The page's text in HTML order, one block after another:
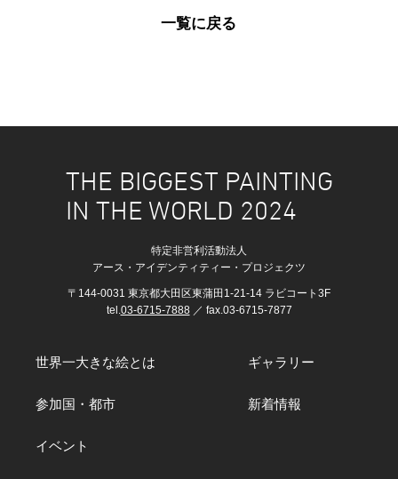
一覧に戻る
THE BIGGEST PAINTING
IN THE WORLD 2024
特定非営利活動法人
アース・アイデンティティー・プロジェクツ
〒144-0031 東京都大田区東蒲田1-21-14 ラビコート3F
tel.03-6715-7888／ fax.03-6715-7877
世界一大きな絵とは ギャラリー
参加国・都市 新着情報
イベント